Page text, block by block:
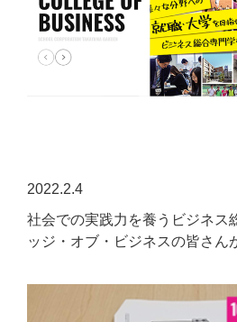
2022.2.4
社会での実践力を養うビジネス
ッジ・オブ・ビジネスの皆さん